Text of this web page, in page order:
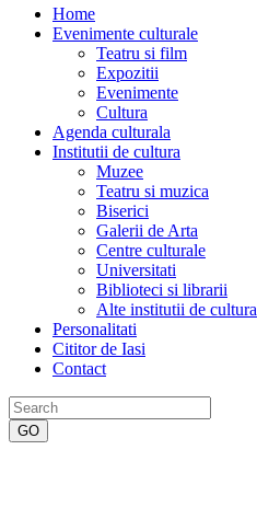
Home
Evenimente culturale
Teatru si film
Expozitii
Evenimente
Cultura
Agenda culturala
Institutii de cultura
Muzee
Teatru si muzica
Biserici
Galerii de Arta
Centre culturale
Universitati
Biblioteci si librarii
Alte institutii de cultura
Personalitati
Cititor de Iasi
Contact